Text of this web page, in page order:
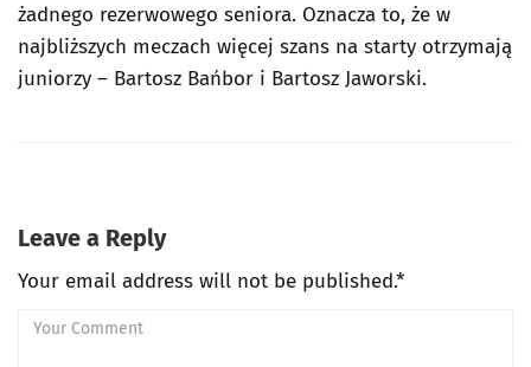
żadnego rezerwowego seniora. Oznacza to, że w
najbliższych meczach więcej szans na starty otrzymają
juniorzy – Bartosz Bańbor i Bartosz Jaworski.
Leave a Reply
Your email address will not be published.*